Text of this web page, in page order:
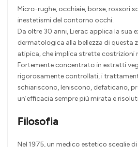
Micro-rughe, occhiaie, borse, rossori
inestetismi del contorno occhi.
Da oltre 30 anni, Lierac applica la sua
dermatologica alla bellezza di questa
atipica, che implica strette costrizioni
Fortemente concentrato in estratti
rigorosamente controllati, i
schiariscono, leniscono, defaticano,
un’efficacia sempre più mirata e
Filosofia
Nel 1975, un medico estetico sceglie